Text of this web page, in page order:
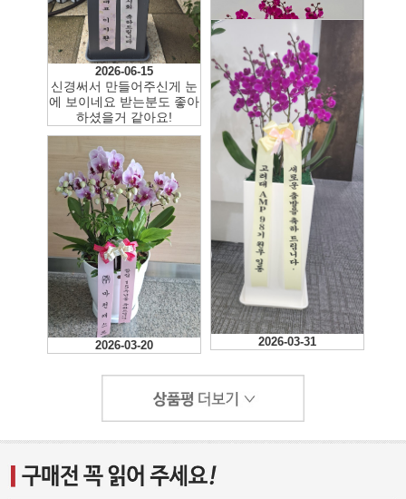
2026-06-15
신경써서 만들어주신게 눈
에 보이네요 받는분도 좋아
하셨을거 같아요!
2026-04-25
2026-03-31
2026-03-20